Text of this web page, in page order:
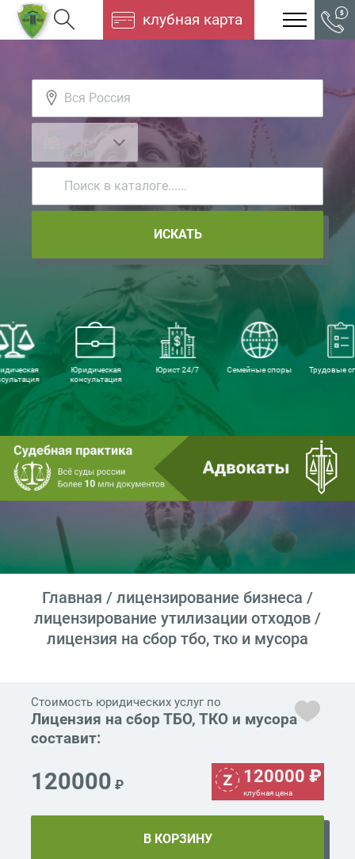
клубная карта
ИСКАТЬ
Юридическая
консультация
Юрист 24/7 Семейные споры Трудовые
Главная / лицензирование бизнеса /
лицензирование утилизации отходов /
лицензия на сбор тбо, тко и мусора
Стоимость юридических услуг по
Лицензия на сбор ТБО, ТКО и мусора
составит:
120000 ₽ 120000 ₽
клубная цена